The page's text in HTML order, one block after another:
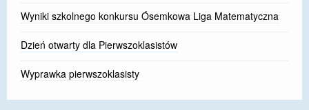
Wyniki szkolnego konkursu Ósemkowa Liga Matematyczna
Dzień otwarty dla Pierwszoklasistów
Wyprawka pierwszoklasisty